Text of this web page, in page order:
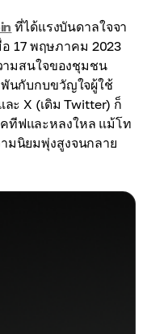
ที่ได้แรงบันดาลใจจา
อ 17 พฤษภาคม 2023
ามสนใจของชุมชน
พันกับกบขวัญใจผู้ใช้
ะ X (เดิม Twitter) ก็
ทีฟและหลงใหล แม้โท
มนิยมพุ่งสูงจนกลาย